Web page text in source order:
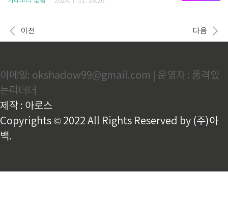
약 서비스를 제공하여 더욱 편리하게 이용할 수 있습니
니다. 2. 스마트패스란? 인천공항 스마트 패스는 인천
국제공..
기 1. 카카오페이 여행자보험의 장점 별도의 앱 설치 필
요 없음카카오톡에서 가입 가능개인 가입 시간소요 약
방법 절차 카카오톡 - 오른쪽 하단 더 보기- 상단 - Pay
클릭앱설치 없이 카카오에서 연결 가능 아래의 화면이
보입니다.보험상품 - 해외여행보험(안전귀국하고 보험
료 10% 돌려받기..
이전 다음
이메일: okshadow99@gmail.com | 운영자 : 품격있
는리더더
제작 : 아로스
Copyrights © 2022 All Rights Reserved by (주)아
백.